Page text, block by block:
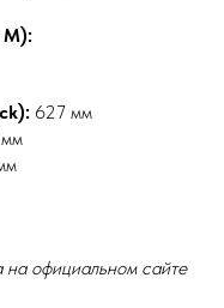
M):
627 мм
на официальном сайте